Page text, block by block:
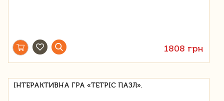
1808 грн
ІНТЕРАКТИВНА ГРА «ТЕТРІС ПАЗЛ».